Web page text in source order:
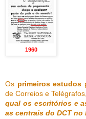
1960
Os primeiros estudos
de Correios e
qual os escritórios e
as centrais do DCT no